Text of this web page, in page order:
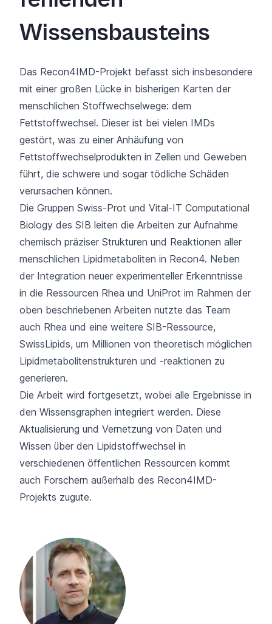
Wissensbausteins
Das Recon4IMD-Projekt befasst sich insbesondere
mit einer großen Lücke in bisherigen Karten der
menschlichen Stoffwechselwege: dem
Fettstoffwechsel. Dieser ist bei vielen IMDs
gestört, was zu einer Anhäufung von
Fettstoffwechselprodukten in Zellen und Geweben
führt, die schwere und sogar tödliche Schäden
verursachen können.
Die Gruppen Swiss-Prot und Vital-IT Computational
Biology des SIB leiten die Arbeiten zur Aufnahme
chemisch präziser Strukturen und Reaktionen aller
menschlichen Lipidmetaboliten in Recon4. Neben
der Integration neuer experimenteller Erkenntnisse
in die Ressourcen Rhea und UniProt im Rahmen der
oben beschriebenen Arbeiten nutzte das Team
auch Rhea und eine weitere SIB-Ressource,
SwissLipids, um Millionen von theoretisch möglichen
Lipidmetabolitenstrukturen und -reaktionen zu
generieren.
Die Arbeit wird fortgesetzt, wobei alle Ergebnisse in
den Wissensgraphen integriert werden. Diese
Aktualisierung und Vernetzung von Daten und
Wissen über den Lipidstoffwechsel in
verschiedenen öffentlichen Ressourcen kommt
auch Forschern außerhalb des Recon4IMD-
Projekts zugute.